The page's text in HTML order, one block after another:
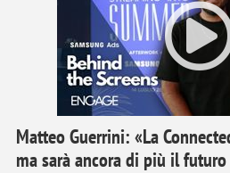
Matteo Guerrini: «La
ma sarà ancora di più il